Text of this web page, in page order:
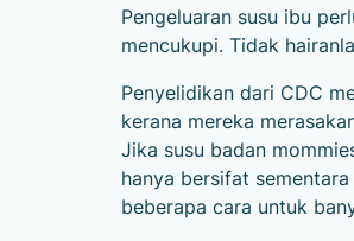
Pengeluaran susu ibu
mencukupi. Tidak
Penyelidikan dari CDC
kerana mereka
Jika susu badan
hanya bersifat
beberapa cara untuk